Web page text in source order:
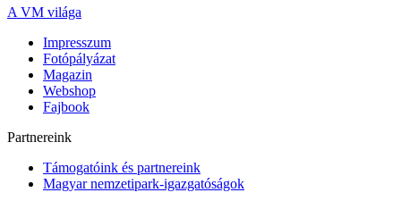
A VM világa
Impresszum
Fotópályázat
Magazin
Webshop
Fajbook
Partnereink
Támogatóink és partnereink
Magyar nemzetipark-igazgatóságok